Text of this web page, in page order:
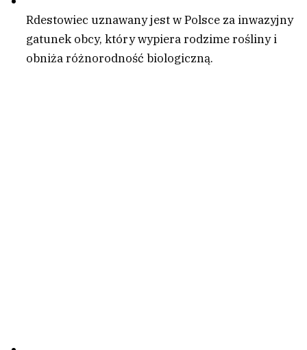
Rdestowiec uznawany jest w Polsce za inwazyjny
gatunek obcy, który wypiera rodzime rośliny i
obniża różnorodność biologiczną.